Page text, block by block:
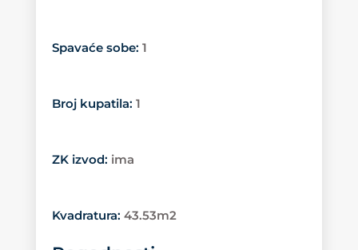
Spavaće sobe: 1
Broj kupatila: 1
ZK izvod: ima
Kvadratura: 43.53m2